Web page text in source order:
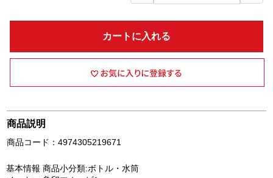
カートに入れる
商品説明
商品コード：4974305219671
基本情報 商品小分類:ボトル・水筒